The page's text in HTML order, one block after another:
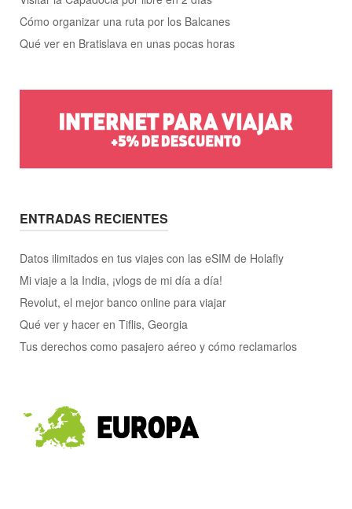
Cómo organizar una ruta por los Balcanes
Qué ver en Bratislava en unas pocas horas
ENTRADAS RECIENTES
Datos ilimitados en tus viajes con las eSIM de Holafly
Mi viaje a la India, ¡vlogs de mi día a día!
Revolut, el mejor banco online para viajar
Qué ver y hacer en Tiflis, Georgia
Tus derechos como pasajero aéreo y cómo reclamarlos